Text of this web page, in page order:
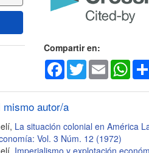
del
Compartir en:
Facebook
TwitterEmail
autor/a
La situación colonial en América
Vol. 3 Núm. 12 (1972)
Imperialismo y explotación